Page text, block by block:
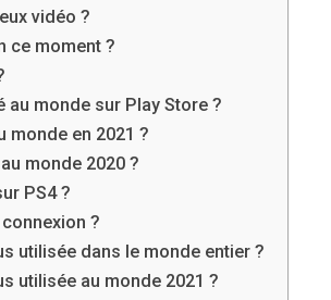
vidéo ?
ce moment ?
au monde sur Play Store ?
monde en 2021 ?
monde 2020 ?
PS4 ?
?
utilisée dans le monde entier ?
utilisée au monde 2021 ?